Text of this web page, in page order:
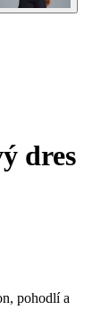
dres
pohodlí a